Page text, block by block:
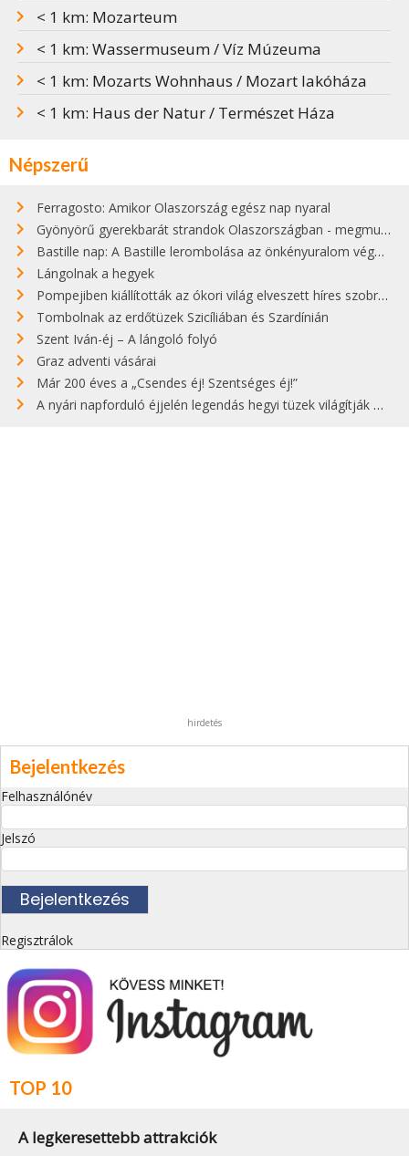
< 1 km: Mozarteum
< 1 km: Wassermuseum / Víz Múzeuma
< 1 km: Mozarts Wohnhaus / Mozart lakóháza
< 1 km: Haus der Natur / Természet Háza
Népszerű
Ferragosto: Amikor Olaszország egész nap nyaral
Gyönyörű gyerekbarát strandok Olaszországban - megmutatjuk a 15 legjobbat
Bastille nap: A Bastille lerombolása az önkényuralom végét jelentette
Lángolnak a hegyek
Pompejiben kiállították az ókori világ elveszett híres szobrának másolatát
Tombolnak az erdőtüzek Szicíliában és Szardínián
Szent Iván-éj – A lángoló folyó
Graz adventi vásárai
Már 200 éves a „Csendes éj! Szentséges éj!”
A nyári napforduló éjjelén legendás hegyi tüzek világítják meg Zugspitzét
hirdetés
Bejelentkezés
Felhasználónév
Jelszó
Regisztrálok
TOP 10
A legkeresettebb attrakciók